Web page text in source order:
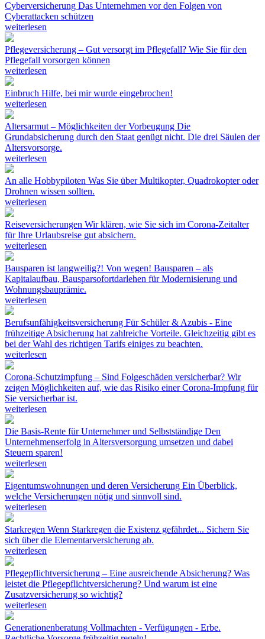
Cyberversicherung Das Unternehmen vor den Folgen von
Cyberattacken schützen
weiterlesen
Pflegeversicherung – Gut versorgt im Pflegefall? Wie Sie für den
Pflegefall vorsorgen können
weiterlesen
Einbruch Hilfe, bei mir wurde eingebrochen!
weiterlesen
Altersarmut – Möglichkeiten der Vorbeugung Die
Grundabsicherung durch den Staat genügt nicht. Die drei Säulen der
Altersvorsorge.
weiterlesen
An alle Hobbypiloten Was Sie über Multikopter, Quadrokopter oder
Drohnen wissen sollten.
weiterlesen
Reiseversicherungen Wir klären, wie Sie sich im Corona-Zeitalter
für Ihre Urlaubsreise gut absichern.
weiterlesen
Bausparen ist langweilig?! Von wegen! Bausparen – als
Kapitalaufbau, Bausparsofortdarlehen für Modernisierung und
Wohnungsbauprämie.
weiterlesen
Berufsunfähigkeitsversicherung Für Schüler & Azubis - Eine
frühzeitige Absicherung hat zahlreiche Vorteile. Gleichzeitig gibt es
bei der Wahl des richtigen Tarifs einiges zu beachten.
weiterlesen
Corona-Schutzimpfung – Sind Folgeschäden versicherbar? Wir
zeigen Möglichkeiten auf, wie das Risiko einer Corona-Impfung für
Sie versicherbar ist.
weiterlesen
Die Basis-Rente für Unternehmer und Selbstständige Den
Unternehmenserfolg in Altersversorgung umsetzen und dabei
Steuern sparen!
weiterlesen
Eigentumswohnungen und deren Versicherung Ein Überblick,
welche Versicherungen nötig und sinnvoll sind.
weiterlesen
Starkregen Wenn Starkregen die Existenz gefährdet... Sichern Sie
sich über die Elementarversicherung ab.
weiterlesen
Pflegepflichtversicherung – Eine ausreichende Absicherung? Was
leistet die Pflegepflichtversicherung? Und warum ist eine
Zusatzversicherung so wichtig?
weiterlesen
Generationenberatung Vollmachten - Verfügungen - Erbe.